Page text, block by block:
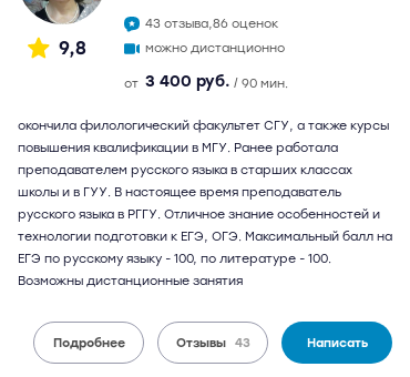
9,8
43 отзыва,86 оценок
можно дистанционно
от 3 400 руб. / 90 мин.
окончила филологический факультет СГУ, а также курсы
повышения квалификации в МГУ. Ранее работала
преподавателем русского языка в старших классах
школы и в ГУУ. В настоящее время преподаватель
русского языка в РГГУ. Отличное знание особенностей и
технологии подготовки к ЕГЭ, ОГЭ. Максимальный балл на
ЕГЭ по русскому языку - 100, по литературе - 100.
Возможны дистанционные занятия
Подробнее Отзывы 43 Написать